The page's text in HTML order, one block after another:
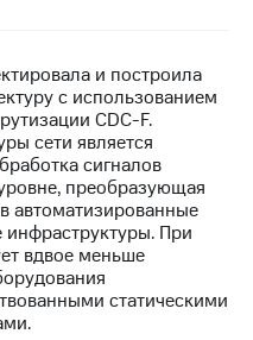
и построила
с использованием
CDC-F.
сети является
сигналов
преобразующая
автоматизированные
При
вдвое меньше
статическими